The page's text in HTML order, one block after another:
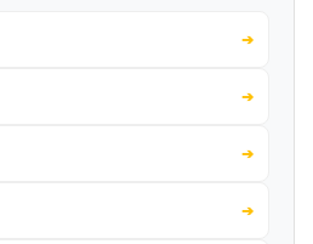
➔
➔
➔
➔